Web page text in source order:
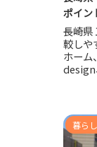
ポイン
長崎県
較しや
ホーム
design
準、
てい
暮らし